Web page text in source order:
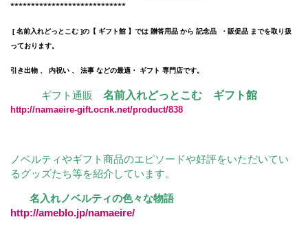
****************************
[ 名前入れどっとこむ ]の【 ギフト館 】では 贈答用品 から 記念品 ・販促品 までを取り扱
っております。
引き出物 、 内祝い 、 法事 などの最適・ ギフト 専門店です。
ギフト通販 名前入れどっとこむ ギフト館
http://namaeire-gift.ocnk.net/product/838
ノベルティやギフト商品のエピソードや好評をいただいてい
るグッズたち等を紹介しています。
名入れノベルティの色々な物語
http://ameblo.jp/namaeire/